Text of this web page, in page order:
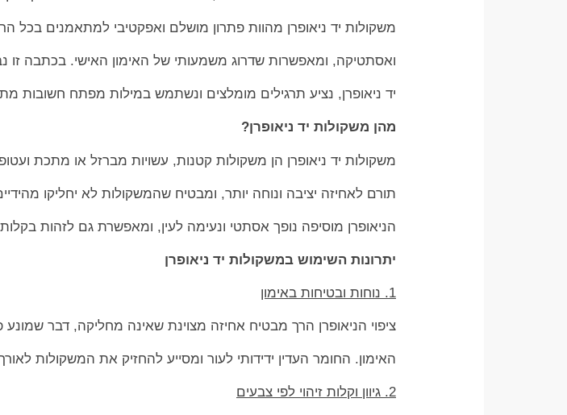
משקולות יד ניאופרן מהוות פתרון מושלם ואפקטיבי למתאמנים בכל
ואסתטיקה, ומאפשרות שדרוג משמעותי של האימון האישי. בכתבה זו
יד ניאופרן, נציע תרגילים מומלצים ונשתמש במילות מפתח חשובות
מהן משקולות יד ניאופרן?
משקולות יד ניאופרן הן משקולות קטנות, עשויות מברזל או מתכת
תורם לאחיזה יציבה ונוחה יותר, ומבטיח שהמשקולות לא יחליקו
הניאופרן מוסיפה נופך אסתטי ונעימה לעין, ומאפשרת גם לזהות
יתרונות השימוש במשקולות יד ניאופרן
1. נוחות ובטיחות באימון
ציפוי הניאופרן הרך מבטיח אחיזה מצוינת שאינה מחליקה, דבר
האימון. החומר העדין ידידותי לעור ומסייע להחזיק את המשקולות
2. גיוון וקלות זיהוי לפי צבעים